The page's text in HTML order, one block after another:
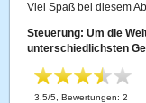
Viel Spaß bei diesem
Steuerung: Um die
unterschiedlichsten
3.5/5 , Bewertungen:2